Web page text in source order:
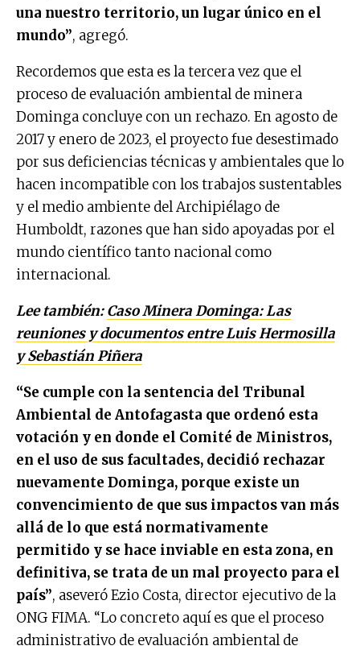
una nuestro territorio, un lugar único en el
mundo”, agregó.
Recordemos que esta es la tercera vez que el
proceso de evaluación ambiental de minera
Dominga concluye con un rechazo. En agosto de
2017 y enero de 2023, el proyecto fue desestimado
por sus deficiencias técnicas y ambientales que lo
hacen incompatible con los trabajos sustentables
y el medio ambiente del Archipiélago de
Humboldt, razones que han sido apoyadas por el
mundo científico tanto nacional como
internacional.
Lee también:Caso Minera Dominga: Las
reuniones y documentos entre Luis Hermosilla
y Sebastián Piñera
“Se cumple con la sentencia del Tribunal
Ambiental de Antofagasta que ordenó esta
votación y en donde el Comité de Ministros,
en el uso de sus facultades, decidió rechazar
nuevamente Dominga, porque existe un
convencimiento de que sus impactos van más
allá de lo que está normativamente
permitido y se hace inviable en esta zona, en
definitiva, se trata de un mal proyecto para el
país”, aseveró Ezio Costa, director ejecutivo de la
ONG FIMA. “Lo concreto aquí es que el proceso
administrativo de evaluación ambiental de